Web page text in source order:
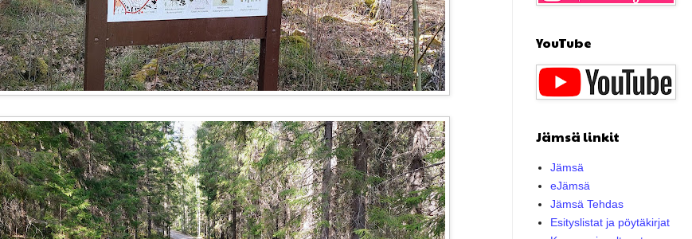
YouTube
Jämsä linkit
Jämsä
eJämsä
Jämsä Tehdas
Esityslistat ja pöytäkirjat